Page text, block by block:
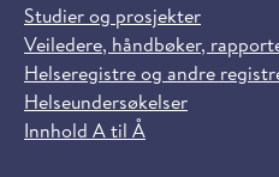
Studier og prosjekter
Veiledere, håndbøker,
Helseregistre og andre
Helseundersøkelser
Innhold A til Å